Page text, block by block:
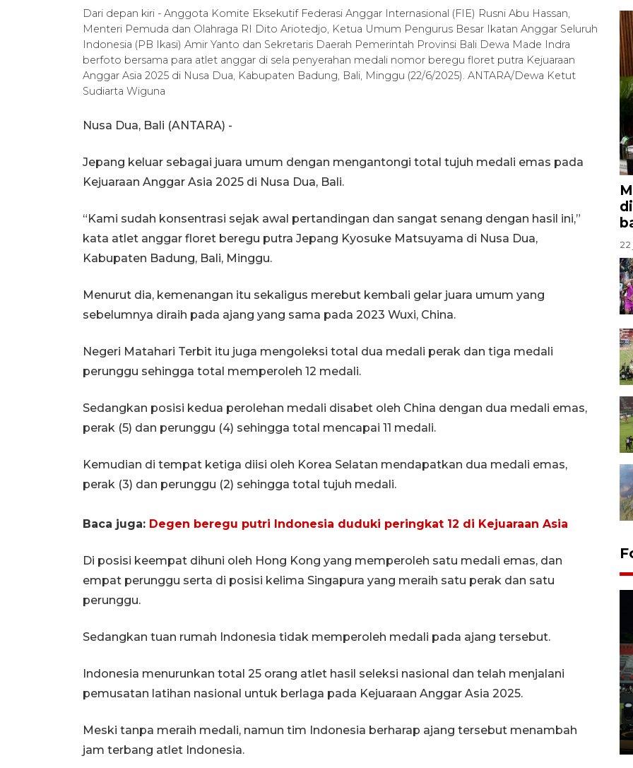
Dari depan kiri - Anggota Komite Eksekutif Federasi Anggar Internasional (FIE) Rusni Abu Hassan,
Menteri Pemuda dan Olahraga RI Dito Ariotedjo, Ketua Umum Pengurus Besar Ikatan Anggar Seluruh
Indonesia (PB Ikasi) Amir Yanto dan Sekretaris Daerah Pemerintah Provinsi Bali Dewa Made Indra
berfoto bersama para atlet anggar di sela penyerahan medali nomor beregu floret putra Kejuaraan
Anggar Asia 2025 di Nusa Dua, Kabupaten Badung, Bali, Minggu (22/6/2025). ANTARA/Dewa Ketut
Sudiarta Wiguna
Nusa Dua, Bali (ANTARA) -
Jepang keluar sebagai juara umum dengan mengantongi total tujuh medali emas pada
Kejuaraan Anggar Asia 2025 di Nusa Dua, Bali.
“Kami sudah konsentrasi sejak awal pertandingan dan sangat senang dengan hasil ini,”
kata atlet anggar floret beregu putra Jepang Kyosuke Matsuyama di Nusa Dua,
Kabupaten Badung, Bali, Minggu.
Menurut dia, kemenangan itu sekaligus merebut kembali gelar juara umum yang
sebelumnya diraih pada ajang yang sama pada 2023 Wuxi, China.
Negeri Matahari Terbit itu juga mengoleksi total dua medali perak dan tiga medali
perunggu sehingga total memperoleh 12 medali.
Sedangkan posisi kedua perolehan medali disabet oleh China dengan dua medali emas,
perak (5) dan perunggu (4) sehingga total mencapai 11 medali.
Kemudian di tempat ketiga diisi oleh Korea Selatan mendapatkan dua medali emas,
perak (3) dan perunggu (2) sehingga total tujuh medali.
Baca juga: Degen beregu putri Indonesia duduki peringkat 12 di Kejuaraan Asia
Di posisi keempat dihuni oleh Hong Kong yang memperoleh satu medali emas, dan
empat perunggu serta di posisi kelima Singapura yang meraih satu perak dan satu
perunggu.
Sedangkan tuan rumah Indonesia tidak memperoleh medali pada ajang tersebut.
Indonesia menurunkan total 25 orang atlet hasil seleksi nasional dan telah menjalani
pemusatan latihan nasional untuk berlaga pada Kejuaraan Anggar Asia 2025.
Meski tanpa meraih medali, namun tim Indonesia berharap ajang tersebut menambah
jam terbang atlet Indonesia.
22
Tiga matra TNI unjuk
kemampuan tempur Perisai
Trisila Nusantara dalam
5 Agustus 2026 16:28